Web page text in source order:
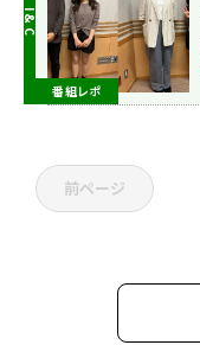
番組レポ
前ページ